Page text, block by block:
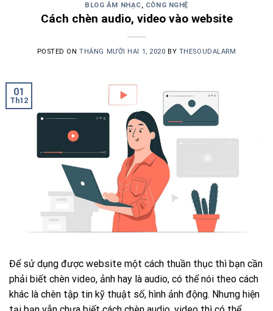
BLOG ÂM NHẠC, CÔNG NGHỆ
Cách chèn audio, video vào website
POSTED ONTHÁNG MƯỜI HAI 1, 2020 BY THESOUDALARM
01
Th12
Để sử dụng được website một cách thuần thục thì bạn cần
phải biết chèn video, ảnh hay là audio, có thể nói theo cách
khác là chèn tập tin kỹ thuật số, hình ảnh động. Nhưng hiện